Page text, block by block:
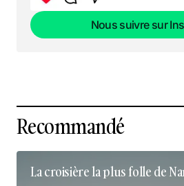
Nous suivre sur
Recommandé
La croisière la plus folle de